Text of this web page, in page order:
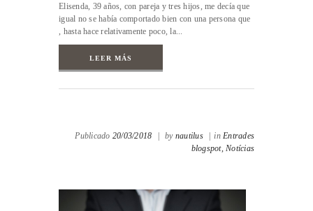
Elisenda, 39 años, con pareja y tres hijos, me decía que
igual no se había comportado bien con una persona que
, hasta hace relativamente poco, la...
LEER MÁS
Publicado 20/03/2018 | by nautilus | in Entrades
blogspot, Notícias